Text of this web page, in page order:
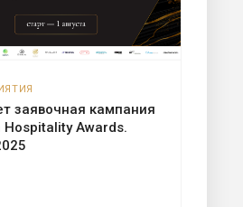
заявочная кампания
Hospitality Awards.